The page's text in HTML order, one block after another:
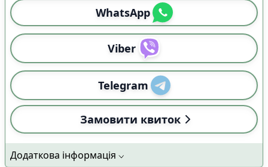
WhatsApp
Viber
Telegram
Замовити квиток
Додаткова інформація